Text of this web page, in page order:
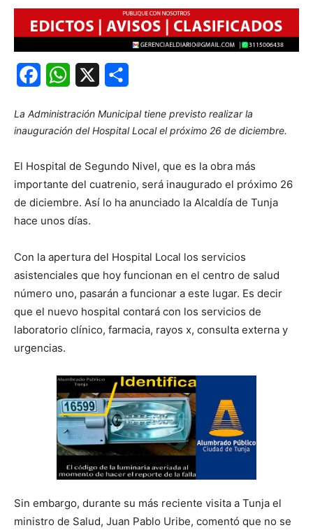
FacebookWhatsApp
La Administración Municipal tiene previsto realizar la
inauguración del Hospital Local el próximo 26 de diciembre.
El Hospital de Segundo Nivel, que es la obra más
importante del cuatrenio, será inaugurado el próximo 26
de diciembre. Así lo ha anunciado la Alcaldía de Tunja
hace unos días.
Con la apertura del Hospital Local los servicios
asistenciales que hoy funcionan en el centro de salud
número uno, pasarán a funcionar a este lugar. Es decir
que el nuevo hospital contará con los servicios de
laboratorio clínico, farmacia, rayos x, consulta externa y
urgencias.
Sin embargo, durante su más reciente visita a Tunja el
ministro de Salud, Juan Pablo Uribe, comentó que no se